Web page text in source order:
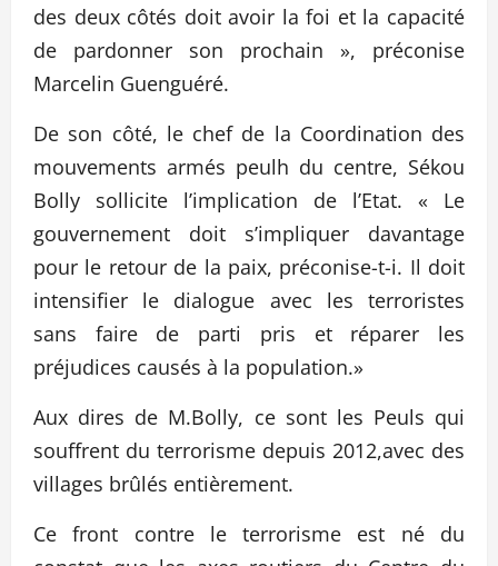
des deux côtés doit avoir la foi et la capacité
de pardonner son prochain », préconise
Marcelin Guenguéré.
De son côté, le chef de la Coordination des
mouvements armés peulh du centre, Sékou
Bolly sollicite l’implication de l’Etat. « Le
gouvernement doit s’impliquer davantage
pour le retour de la paix, préconise-t-i. Il doit
intensifier le dialogue avec les terroristes
sans faire de parti pris et réparer les
préjudices causés à la population.»
Aux dires de M.Bolly, ce sont les Peuls qui
souffrent du terrorisme depuis 2012,avec des
villages brûlés entièrement.
Ce front contre le terrorisme est né du